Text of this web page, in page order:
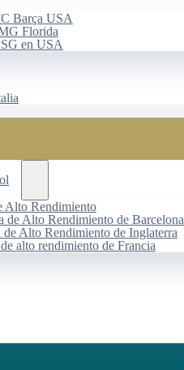
Barça USA
Florida
en USA
Alto Rendimiento
de Alto Rendimiento de Barcelona
Alto Rendimiento de Inglaterra
alto rendimiento de Francia